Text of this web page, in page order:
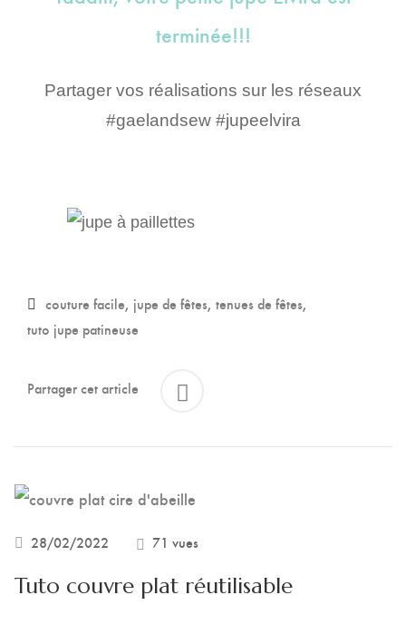
terminée!!!
Partager vos réalisations sur les réseaux
#gaelandsew #jupeelvira
couture facile jupe de fêtes tenues de fêtes
tuto jupe patineuse
Partager cet article
28/02/2022 71 vues
Tuto couvre plat réutilisable